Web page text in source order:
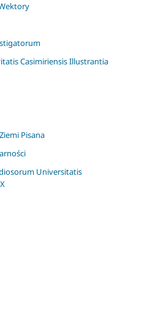
Casimiriensis Illustrantia
Pisana
Universitatis